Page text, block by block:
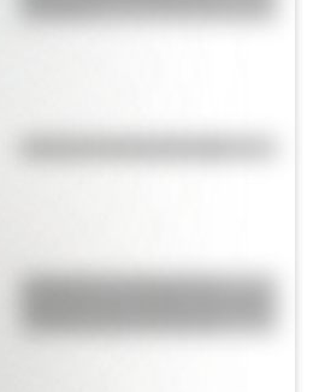
Romano?
Inhibición conductual: la